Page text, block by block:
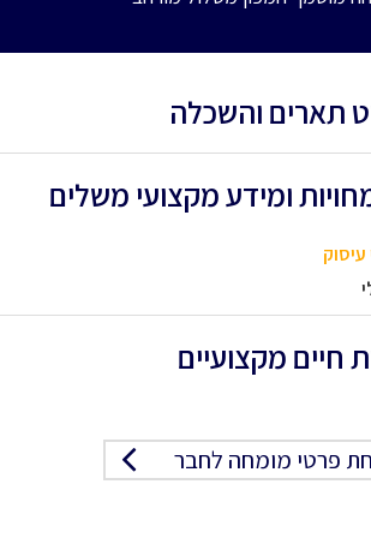
תארים והשכלה
ומידע מקצועי משלים
חיים מקצועיים
פרטי מומחה לחבר